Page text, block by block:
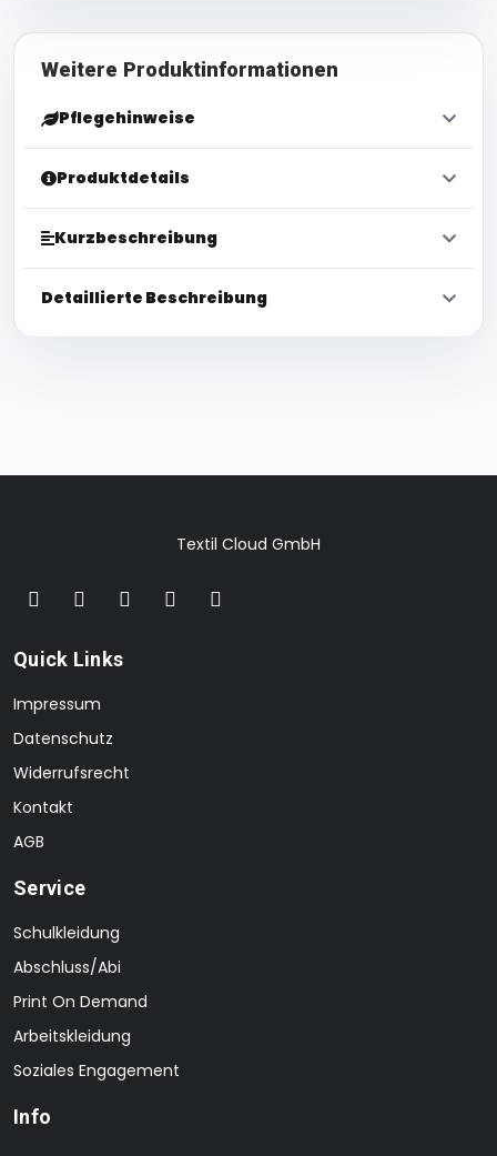
Weitere Produktinformationen
Pflegehinweise
Produktdetails
Kurzbeschreibung
Detaillierte Beschreibung
Textil Cloud GmbH
Quick Links
Impressum
Datenschutz
Widerrufsrecht
Kontakt
AGB
Service
Schulkleidung
Abschluss/Abi
Print On Demand
Arbeitskleidung
Soziales Engagement
Info